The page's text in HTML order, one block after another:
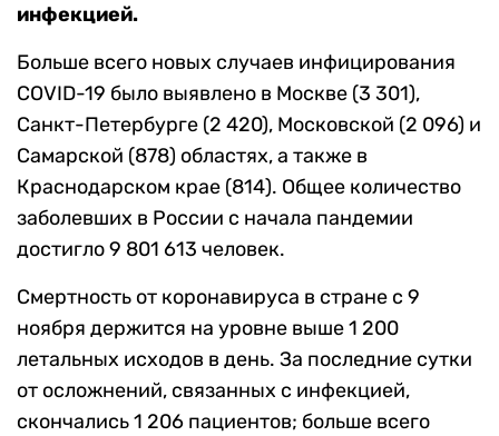
инфекцией.
Больше всего новых случаев инфицирования
COVID-19 было выявлено в Москве (3 301),
Санкт-Петербурге (2 420), Московской (2 096) и
Самарской (878) областях, а также в
Краснодарском крае (814). Общее количество
заболевших в России с начала пандемии
достигло 9 801 613 человек.
Смертность от коронавируса в стране с 9
ноября держится на уровне выше 1 200
летальных исходов в день. За последние сутки
от осложнений, связанных с инфекцией,
скончались 1 206 пациентов; больше всего